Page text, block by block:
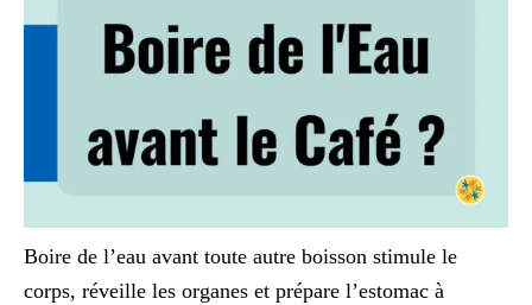
Boire de l’eau avant toute autre boisson stimule le
corps, réveille les organes et prépare l’estomac à